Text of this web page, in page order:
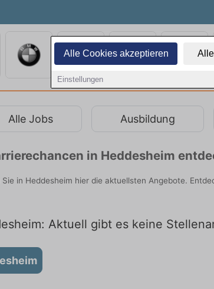
Alle Cookies akzeptieren
Einstellungen
Alle Jobs Ausbildung
in Heddesheim
in Heddesheim hier die aktuellsten Angebote.
Aktuell gibt es keine